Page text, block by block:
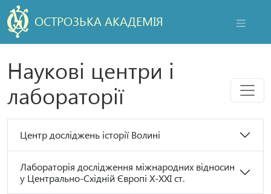
ОСТРОЗЬКА АКАДЕМІЯ
Наукові центри і
лабораторії
Меню
Центр досліджень історії Волині
Лабораторія дослідження міжнародних відносин
у Центрально-Східній Європі Х-ХХІ ст.